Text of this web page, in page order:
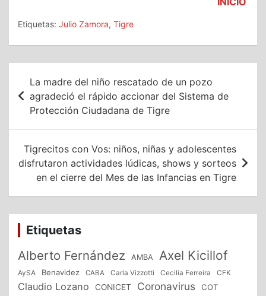
Etiquetas: Julio Zamora, Tigre
Navegación
de
entradas
La madre del niño rescatado de un pozo
agradeció el rápido accionar del Sistema de
Protección Ciudadana de Tigre
Tigrecitos con Vos: niños, niñas y adolescentes
disfrutaron actividades lúdicas, shows y sorteos
en el cierre del Mes de las Infancias en Tigre
Etiquetas
Alberto Fernández AMBA Axel Kicillof
AySA Benavidez CABA Carla Vizzotti Cecilia Ferreira CFK
Claudio Lozano CONICET Coronavirus COT